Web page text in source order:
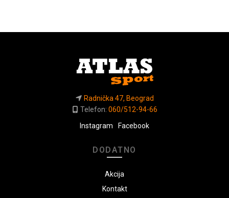
Radnička 47, Beograd
Telefon: 060/512-94-66
Instagram
Facebook
DODATNO
Akcija
Kontakt